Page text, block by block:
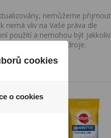
nemůžeme přijmout
nemá vliv na Vaše práva dle
použití a nemohou být jakkoliv
řádného uvedení zdroje.
cookies
o cookies